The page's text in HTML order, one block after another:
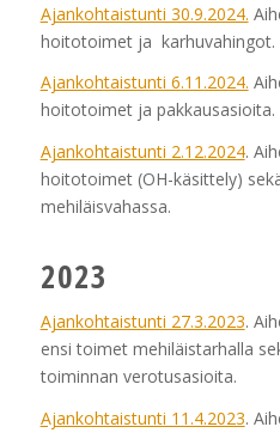
Ajankohtaistunti 30.9.2024.
hoitotoimet ja karhuvahingot.
Ajankohtaistunti 6.11.2024.
hoitotoimet ja pakkausasioita.
Ajankohtaistunti 2.12.2024.
hoitotoimet (OH-käsittely)
mehiläisvahassa.
2023
Ajankohtaistunti 27.3.2023.
ensi toimet mehiläistarhalla
toiminnan verotusasioita.
Ajankohtaistunti 11.4.2023.